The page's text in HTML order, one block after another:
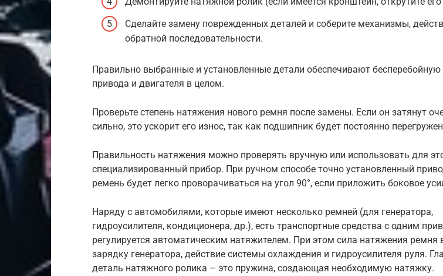
Сделайте замену поврежденных деталей и соберите механизмы,
обратной последовательности.
Правильно выбранные и установленные детали обеспечивают бесперебойную
привода и двигателя в целом.
Проверьте степень натяжения нового ремня после замены. Если он затянут
сильно, это ускорит его износ, так как подшипник будет постоянно
Правильность натяжения можно проверять вручную или использовать для
специализированный прибор. При ручном способе точно установленный
ремень будет легко проворачиваться на угол 90°, если приложить боковое
Наряду с автомобилями, которые имеют несколько ремней (для генератора,
гидроусилителя, кондиционера, др.), есть транспортные средства с одним
регулируется автоматическим натяжителем. При этом сила натяжения ремня
зарядку генератора, действие системы охлаждения и гидроусилителя руля.
деталь натяжного ролика – это пружина, создающая необходимую натяжку.